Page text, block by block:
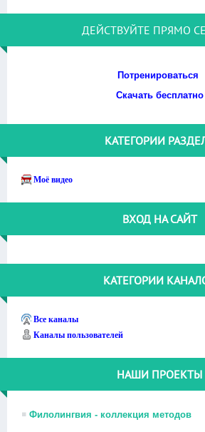
ДЕЙСТВУЙТЕ ПРЯМО
Потренироваться
Скачать бесплатно
КАТЕГОРИИ
Моё видео
ВХОД НА САЙТ
КАТЕГОРИИ
Все каналы
Каналы пользователей
НАШИ ПРОЕКТЫ
Филолингвия - коллекция методов